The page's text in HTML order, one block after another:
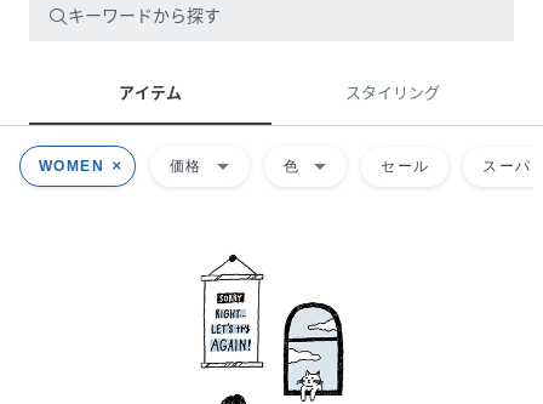
キーワードから探す
アイテム スタイリング
WOMEN 価格 arrow_drop_down 色 arrow_drop_down セール スーパ